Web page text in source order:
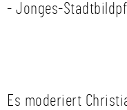
- Jonges-
Es moderiert